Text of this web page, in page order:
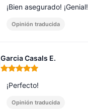
¡Bien asegurado! ¡Genial!
Opinión traducida
Garcia Casals E.
Nota: 5 de 5
¡Perfecto!
Opinión traducida